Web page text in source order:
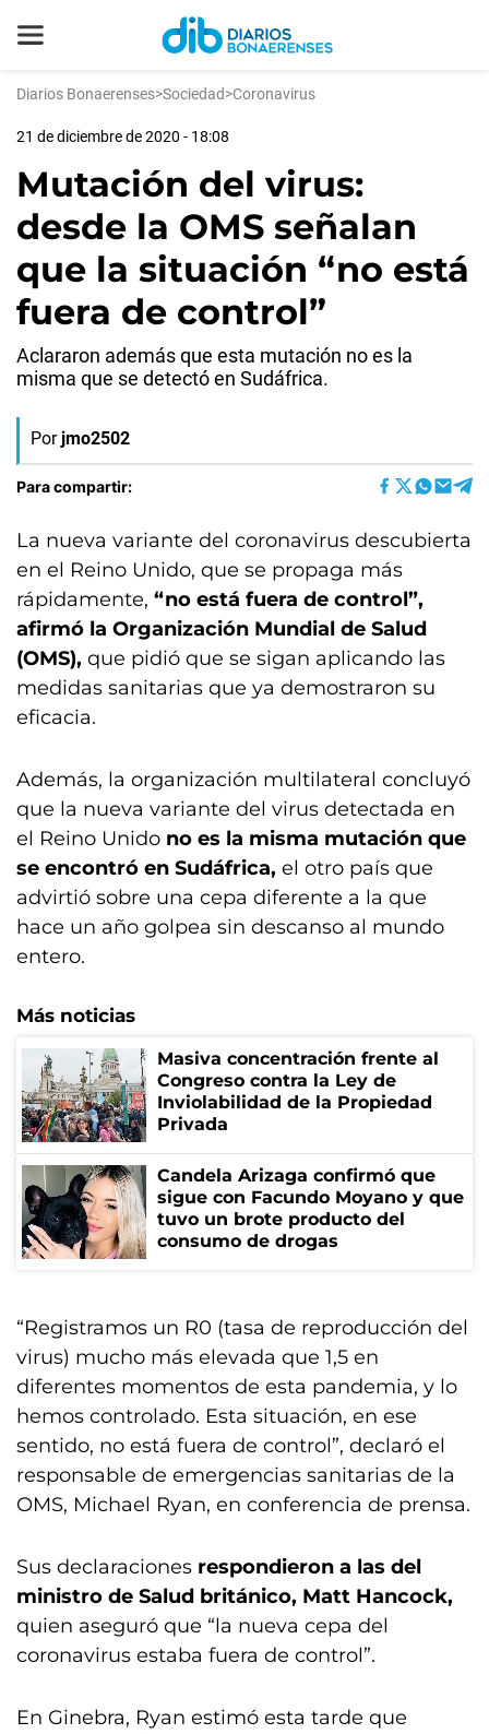
Diarios Bonaerenses>Sociedad>Coronavirus
21 de diciembre de 2020 - 18:08
Mutación del virus:
desde la OMS señalan
que la situación “no está
fuera de control”
Aclararon además que esta mutación no es la
misma que se detectó en Sudáfrica.
Por jmo2502
Para compartir:
La nueva variante del coronavirus descubierta
en el Reino Unido, que se propaga más
rápidamente, “no está fuera de control”,
afirmó la Organización Mundial de Salud
(OMS), que pidió que se sigan aplicando las
medidas sanitarias que ya demostraron su
eficacia.
Además, la organización multilateral concluyó
que la nueva variante del virus detectada en
el Reino Unido no es la misma mutación que
se encontró en Sudáfrica, el otro país que
advirtió sobre una cepa diferente a la que
hace un año golpea sin descanso al mundo
entero.
Más noticias
Masiva concentración frente al
Congreso contra la Ley de
Inviolabilidad de la Propiedad
Privada
Candela Arizaga confirmó que
sigue con Facundo Moyano y que
tuvo un brote producto del
consumo de drogas
“Registramos un R0 (tasa de reproducción del
virus) mucho más elevada que 1,5 en
diferentes momentos de esta pandemia, y lo
hemos controlado. Esta situación, en ese
sentido, no está fuera de control”, declaró el
responsable de emergencias sanitarias de la
OMS, Michael Ryan, en conferencia de prensa.
Sus declaraciones respondieron a las del
ministro de Salud británico, Matt Hancock,
quien aseguró que “la nueva cepa del
coronavirus estaba fuera de control”.
En Ginebra, Ryan estimó esta tarde que